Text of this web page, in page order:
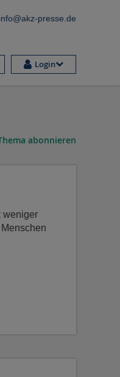
info@akz-presse.de
Login
abonnieren
weniger